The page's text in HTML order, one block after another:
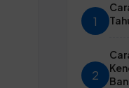
1
2